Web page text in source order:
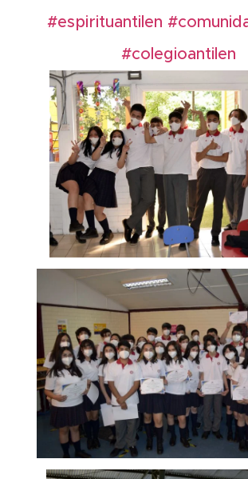
#espirituantilen
#colegioantilen